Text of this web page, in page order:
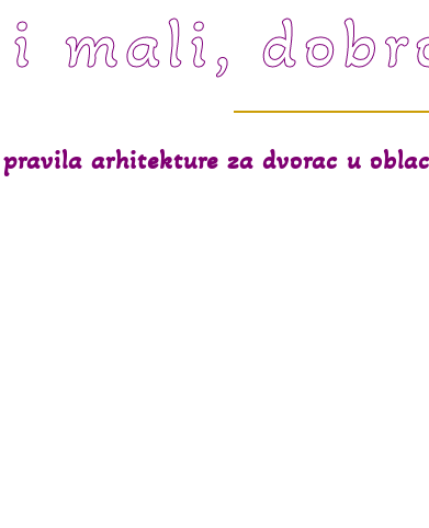
mali,
pravila arhitekture za dvorac u